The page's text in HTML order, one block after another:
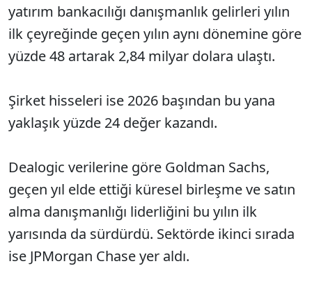
yatırım bankacılığı danışmanlık gelirleri yılın
ilk çeyreğinde geçen yılın aynı dönemine göre
yüzde 48 artarak 2,84 milyar dolara ulaştı.
Şirket hisseleri ise 2026 başından bu yana
yaklaşık yüzde 24 değer kazandı.
Dealogic verilerine göre Goldman Sachs,
geçen yıl elde ettiği küresel birleşme ve satın
alma danışmanlığı liderliğini bu yılın ilk
yarısında da sürdürdü. Sektörde ikinci sırada
ise JPMorgan Chase yer aldı.